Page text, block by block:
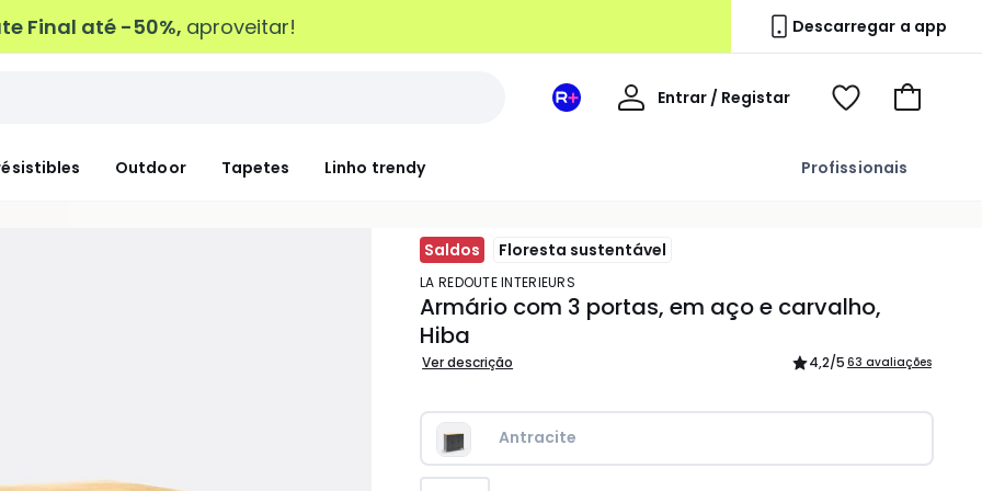
Final até -50%, aproveitar! Descarregar a app
Outdoor Tapetes Linho trendy Profissionais
Espaço
Entrar / Registar
Voir
Ir
carrinho
Saldos Floresta sustentável
LA REDOUTE INTERIEURS
Armário com 3 portas, em aço e carvalho,
Hiba
Ver descrição 4,2/5 63 avaliações
Antracite